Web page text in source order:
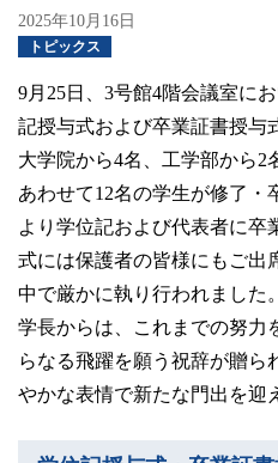
一般・社
企業
卒業生
学生・教
お問い
2025年10月16日
トピックス
9月25日、3号館4階会議室に
記授与式および卒業証書授与
大学院から4名、工学部から2
あわせて12名の学生が修了・
より学位記および代表者に卒
式には保護者の皆様にもご出
中で厳かに執り行われました。
学長からは、これまでの努力
らなる飛躍を願う祝辞が贈ら
やかな表情で新たな門出を迎